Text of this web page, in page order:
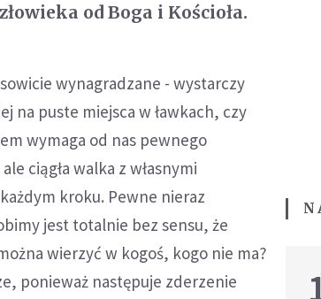
od Boga i Kościoła.
wynagradzane - wystarczy
na puste miejsca w ławkach, czy
wymaga od nas pewnego
ciągła walka z własnymi
kroku. Pewne nieraz
jest totalnie bez sensu, że
wierzyć w kogoś, kogo nie ma?
ponieważ następuje zderzenie